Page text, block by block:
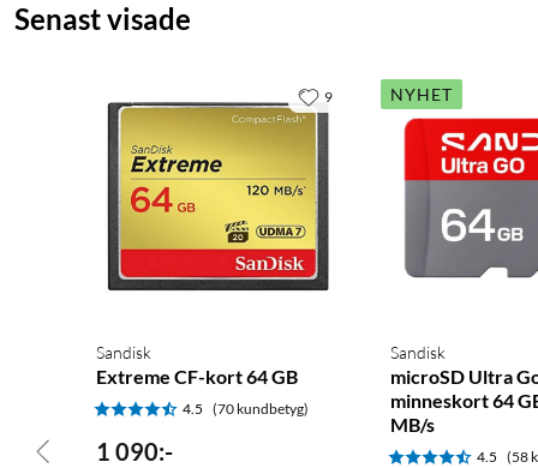
Senast visade
Sandisk
Extreme CF-kort 64 GB
4.5 (70 kundbetyg)
1 090:-
9 NYHET
Sandisk
microSD Ultra
minneskort 64
MB/s
4.5 (58